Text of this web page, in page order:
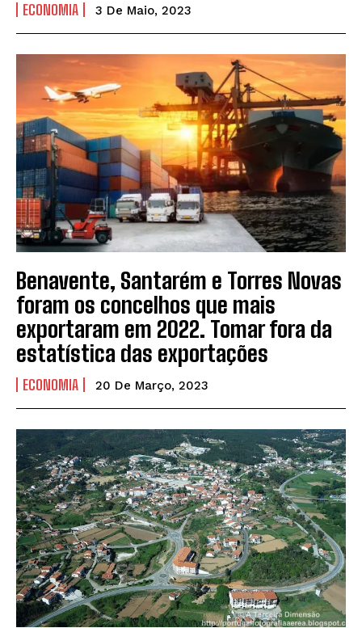
ECONOMIA 3 De Maio, 2023
Benavente, Santarém e Torres Novas
foram os concelhos que mais
exportaram em 2022. Tomar fora da
estatística das exportações
ECONOMIA 20 De Março, 2023